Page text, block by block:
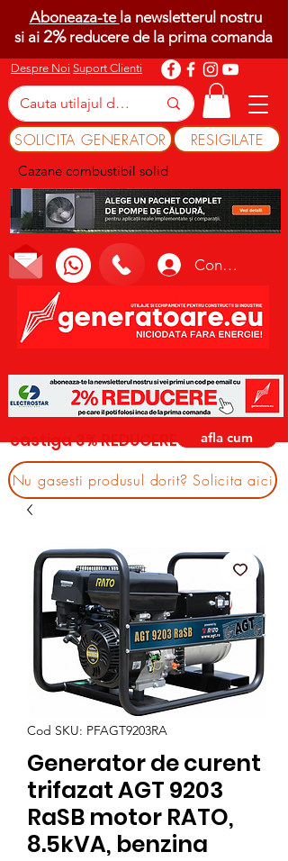
Despre Noi Suport Clienti
SOLICITA GENERATOR RESIGILATE
Cazane combustibil solid
Conectează-te
Aboneaza-te la newsletterul nostru
si ai 2%reducere de la prima comanda
castiga 3% REDUCERE afla cum
Nu gasesti produsul dorit? Solicita aici
Cod SKU: PFAGT9203RA
Generator de curent
trifazat AGT 9203
RaSB motor RATO,
8.5kVA, benzina